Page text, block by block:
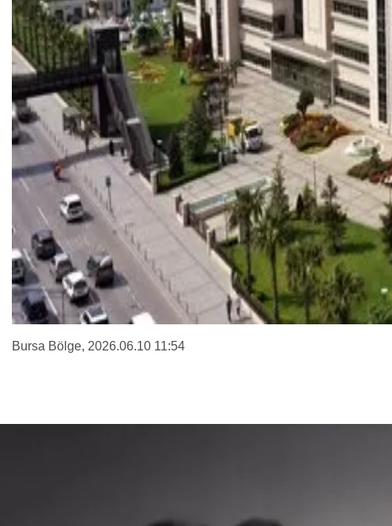
Bursa Bölge, 2026.06.10 11:54